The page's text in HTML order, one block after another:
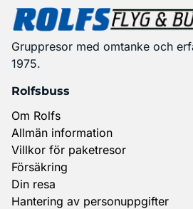
Gruppresor med omtanke och
1975.
Rolfsbuss
Om Rolfs
Allmän information
Villkor för paketresor
Försäkring
Din resa
Hantering av personuppgifter